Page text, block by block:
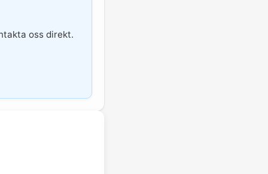
oss direkt.